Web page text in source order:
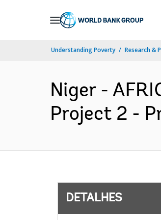
Understanding Poverty Research &
Niger -
Project 2 -
DETALHES